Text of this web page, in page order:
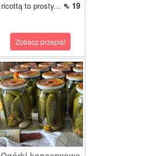
ricottą to prosty... ⇖ 19
Zobacz przepis!